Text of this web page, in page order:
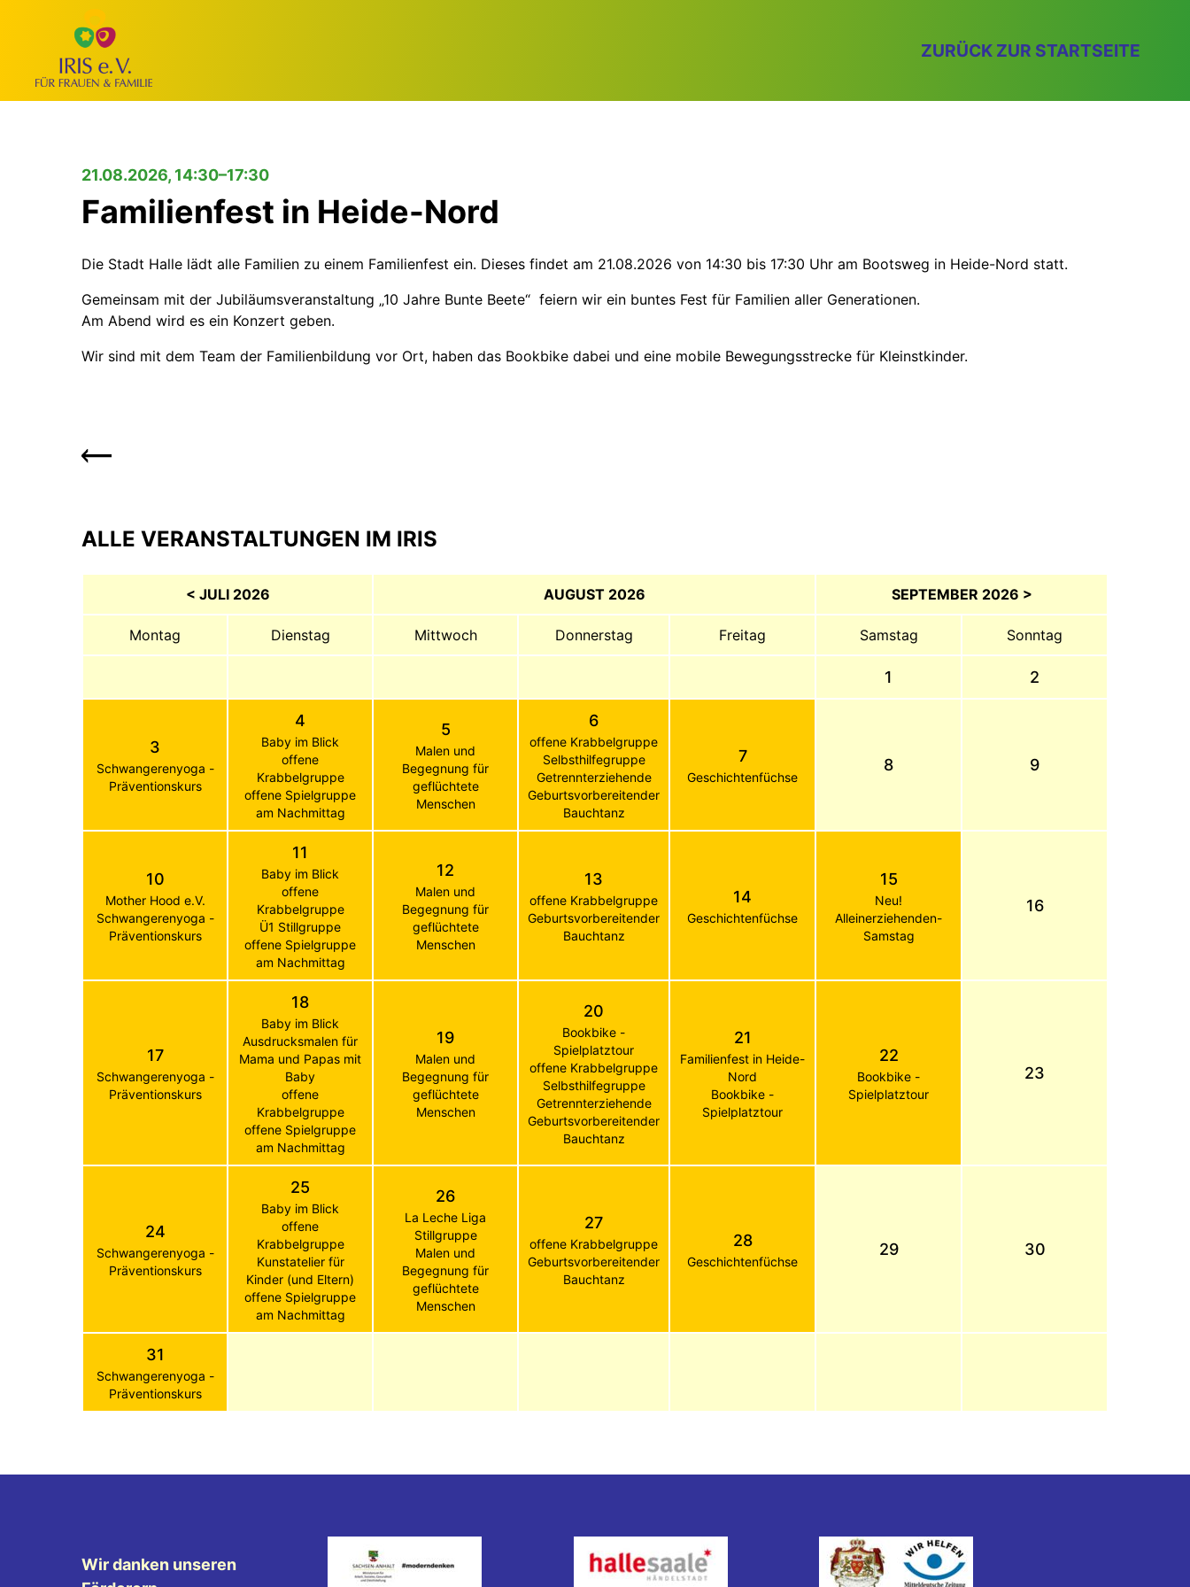
ZURÜCK ZUR STARTSEITE
21.08.2026, 14:30–17:30
Familienfest in Heide-Nord
Die Stadt Halle lädt alle Familien zu einem Familienfest ein. Dieses findet am 21.08.2026 von 14:30 bis 17:30 Uhr am Bootsweg in Heide-Nord statt.
Gemeinsam mit der Jubiläumsveranstaltung „10 Jahre Bunte Beete“ feiern wir ein buntes Fest für Familien aller Generationen.
Am Abend wird es ein Konzert geben.
Wir sind mit dem Team der Familienbildung vor Ort, haben das Bookbike dabei und eine mobile Bewegungsstrecke für Kleinstkinder.
ALLE VERANSTALTUNGEN IM IRIS
< JULI 2026 AUGUST 2026 SEPTEMBER 2026 >
Montag Dienstag Mittwoch Donnerstag Freitag Samstag Sonntag
1 2
3
Schwangerenyoga -
Präventionskurs
4
Baby im Blick
offene
Krabbelgruppe
offene Spielgruppe
am Nachmittag
5
Malen und
Begegnung für
geflüchtete
Menschen
6
offene Krabbelgruppe
Selbsthilfegruppe
Getrennterziehende
Geburtsvorbereitender
Bauchtanz
7
Geschichtenfüchse
8 9
10
Mother Hood e.V.
Schwangerenyoga -
Präventionskurs
11
Baby im Blick
offene
Krabbelgruppe
Ü1 Stillgruppe
offene Spielgruppe
am Nachmittag
12
Malen und
Begegnung für
geflüchtete
Menschen
13
offene Krabbelgruppe
Geburtsvorbereitender
Bauchtanz
14
Geschichtenfüchse
15
Neu!
Alleinerziehenden-
Samstag
16
17
Schwangerenyoga -
Präventionskurs
18
Baby im Blick
Ausdrucksmalen für
Mama und Papas mit
Baby
offene
Krabbelgruppe
offene Spielgruppe
am Nachmittag
19
Malen und
Begegnung für
geflüchtete
Menschen
20
Bookbike -
Spielplatztour
offene Krabbelgruppe
Selbsthilfegruppe
Getrennterziehende
Geburtsvorbereitender
Bauchtanz
21
Familienfest in Heide-
Nord
Bookbike -
Spielplatztour
22
Bookbike -
Spielplatztour
23
24
Schwangerenyoga -
Präventionskurs
25
Baby im Blick
offene
Krabbelgruppe
Kunstatelier für
Kinder (und Eltern)
offene Spielgruppe
am Nachmittag
26
La Leche Liga
Stillgruppe
Malen und
Begegnung für
geflüchtete
Menschen
27
offene Krabbelgruppe
Geburtsvorbereitender
Bauchtanz
28
Geschichtenfüchse
29 30
31
Schwangerenyoga -
Präventionskurs
Wir danken unseren